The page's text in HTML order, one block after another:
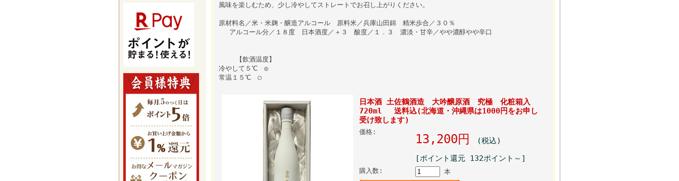
風味を楽しむため、少し冷やしてストレートでお召し上がりください。
原材料名／米・米麹・醸造アルコール 原料米／兵庫山田錦 精米歩合／３０％
アルコール分／１８度 日本酒度／＋３ 酸度／１．３ 濃淡・甘辛／やや濃醇やや辛口
【飲酒温度】
冷やして５℃ ◎
常温１５℃ ○
日本酒 土佐鶴酒造 大吟醸原酒 究極 化粧箱入
720ml 送料込(北海道・沖縄県は1000円をお申し
受け致します)
価格:
13,200円 (税込)
[ポイント還元 132ポイント～]
購入数: 本